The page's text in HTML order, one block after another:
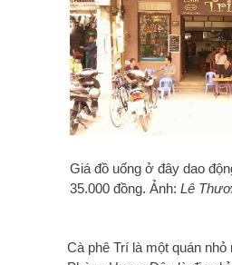
Giá đồ uống ở đây dao
35.000 đồng. Ảnh: Lê
Cà phê Trí là một quán nhỏ